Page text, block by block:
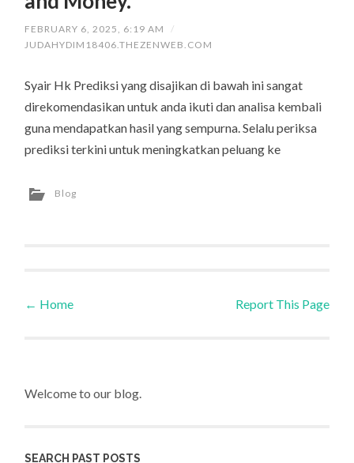
FEBRUARY 6, 2025, 6:19 AM
/
JUDAHYDIM18406.THEZENWEB.COM
Syair Hk Prediksi yang disajikan di bawah ini sangat
direkomendasikan untuk anda ikuti dan analisa kembali
guna mendapatkan hasil yang sempurna. Selalu periksa
prediksi terkini untuk meningkatkan peluang ke
Blog
Post navigation
← Home Report This Page
Welcome to our blog.
SEARCH PAST POSTS